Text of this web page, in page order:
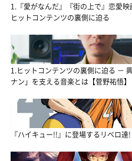
1.『愛がなんだ』『街の上で』恋愛
ヒットコンテンツの裏側に迫る
1.ヒットコンテンツの裏側に迫る －
ナン」を支える音楽とは【菅野祐悟】
『ハイキュー!!』に登場するリベロ達!